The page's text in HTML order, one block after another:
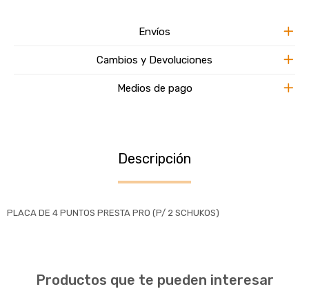
Envíos
Cambios y Devoluciones
Medios de pago
Descripción
PLACA DE 4 PUNTOS PRESTA PRO (P/ 2 SCHUKOS)
Productos que te pueden interesar